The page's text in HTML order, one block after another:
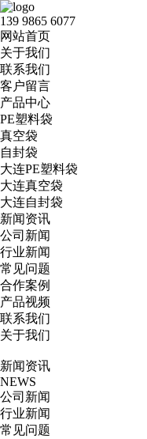
139 9865 6077
网站首页
关于我们
联系我们
客户留言
产品中心
PE塑料袋
真空袋
自封袋
大连PE塑料袋
大连真空袋
大连自封袋
新闻资讯
公司新闻
行业新闻
常见问题
合作案例
产品视频
联系我们
关于我们
新闻资讯
NEWS
公司新闻
行业新闻
常见问题